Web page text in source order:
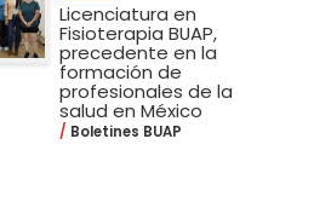
Licenciatura en
Fisioterapia BUAP,
precedente en la
formación de
profesionales de la
salud en México
Boletines BUAP